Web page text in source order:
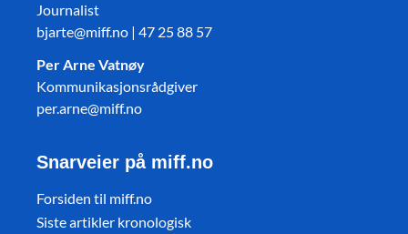
Journalist
bjarte@miff.no | 47 25 88 57
Per Arne Vatnøy
Kommunikasjonsrådgiver
per.arne@miff.no
Snarveier på miff.no
Forsiden til miff.no
Siste artikler kronologisk